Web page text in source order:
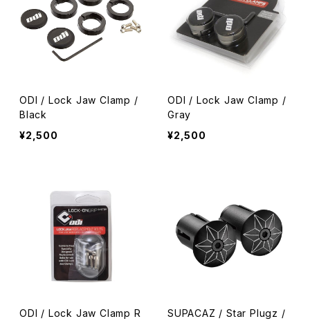
ODI / Lock Jaw Clamp /
Black
¥2,500
ODI / Lock Jaw Clamp /
Gray
¥2,500
ODI / Lock Jaw Clamp R
SUPACAZ / Star Plugz /